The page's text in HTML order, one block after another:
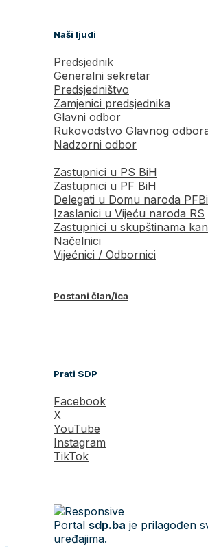
Naši ljudi
Predsjednik
Generalni sekretar
Predsjedništvo
Zamjenici predsjednika
Glavni odbor
Rukovodstvo Glavnog
Nadzorni odbor
Zastupnici u PS BiH
Zastupnici u PF BiH
Delegati u Domu naroda
Izaslanici u Vijeću naroda RS
Zastupnici u skupštinama
Načelnici
Vijećnici / Odbornici
Postani član/ica
Prati SDP
Facebook
X
YouTube
Instagram
TikTok
Portal sdp.ba je prilagođen
uređajima.